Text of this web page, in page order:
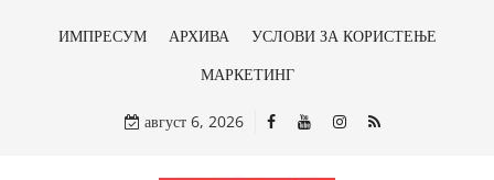
ИМПРЕСУМ АРХИВА
УСЛОВИ ЗА КОРИСТЕЊЕ
МАРКЕТИНГ
август 6, 2026